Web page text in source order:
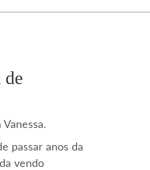
de
Vanessa.
passar anos da
vendo